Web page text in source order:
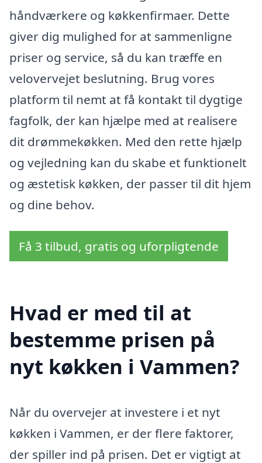
håndværkere og køkkenfirmaer. Dette
giver dig mulighed for at sammenligne
priser og service, så du kan træffe en
velovervejet beslutning. Brug vores
platform til nemt at få kontakt til dygtige
fagfolk, der kan hjælpe med at realisere
dit drømmekøkken. Med den rette hjælp
og vejledning kan du skabe et funktionelt
og æstetisk køkken, der passer til dit hjem
og dine behov.
Få 3 tilbud, gratis og uforpligtende
Hvad er med til at
bestemme prisen på
nyt køkken i Vammen?
Når du overvejer at investere i et nyt
køkken i Vammen, er der flere faktorer,
der spiller ind på prisen. Det er vigtigt at